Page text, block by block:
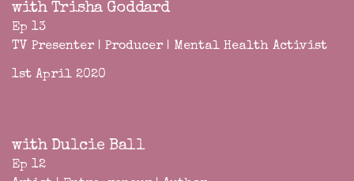
with Trisha Goddard
Ep 13
TV Presenter | Producer | Mental Health Activist
1st April 2020
with Dulcie Ball
Ep 12